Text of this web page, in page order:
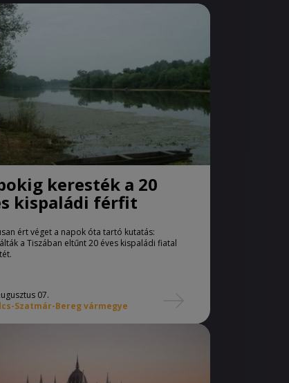
keresték a 20
kispaládi férfit
ért véget a napok óta tartó kutatás:
a Tiszában eltűnt 20 éves kispaládi fiatal
07.
Szatmár-Bereg vármegye